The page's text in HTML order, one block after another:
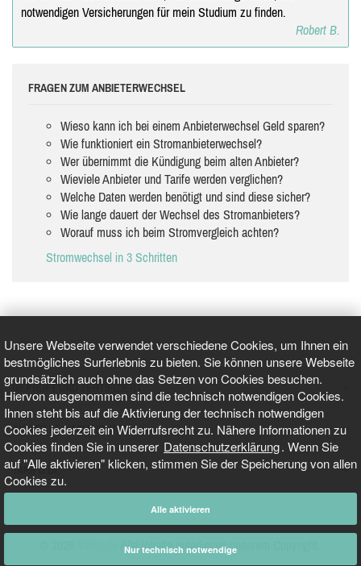
Unsere Webseite verwendet verschiedene Cookies, um Ihnen ein
bestmögliches Surferlebnis zu bieten. Sie können unsere Webseite
grundsätzlich auch ohne das Setzen von Cookies besuchen.
Hiervon ausgenommen sind die technisch notwendigen Cookies.
Ihnen steht bis auf die Aktivierung der technisch notwendigen
Cookies jederzeit ein Widerrufsrecht zu. Nähere Informationen zu
Cookies finden Sie in unserer Datenschutzerklärung. Wenn Sie
auf "Alle aktivieren" klicken, stimmen Sie der Speicherung von allen
Cookies zu.
Alle aktivieren
Nur technisch notwendige
notwendigen Versicherungen für mein Studium zu finden.
Robert B.
FRAGEN ZUM ANBIETERWECHSEL
Wieso kann ich bei einem Anbieterwechsel Geld sparen?
Wie funktioniert ein Stromanbieterwechsel?
Wer übernimmt die Kündigung beim alten Anbieter?
Wieviele Anbieter und Tarife werden verglichen?
Welche Daten werden benötigt und sind diese sicher?
Wie lange dauert der Wechsel des Stromanbieters?
Worauf muss ich beim Stromvergleich achten?
Stromwechsel in 3 Schritten
GEPRÜFT UND ZERTIFIZIERT
AKTUELLE NACHRICHTEN
TARIFO.DE
Alle Inhalte unterliegen unserem Copyright.